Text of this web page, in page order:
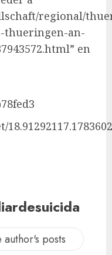
regional/
thueringen-an-
en
author's posts